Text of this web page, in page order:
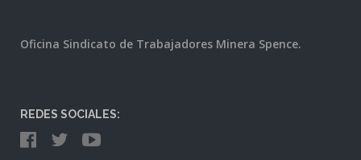
Oficina Sindicato de Trabajadores Minera Spence.
REDES SOCIALES: